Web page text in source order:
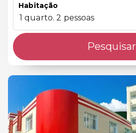
Habitação
1 quarto. 2 pessoas
Pesquisar